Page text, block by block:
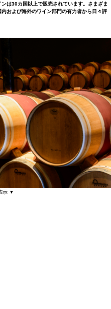
は30カ国以上で販売されています。さまざま
および海外のワイン部門の有力者から日々評
示 ▼